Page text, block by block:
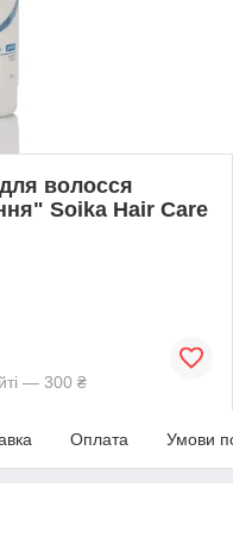
волосся
Soika Hair Care
— 300 ₴
Оплата Умови